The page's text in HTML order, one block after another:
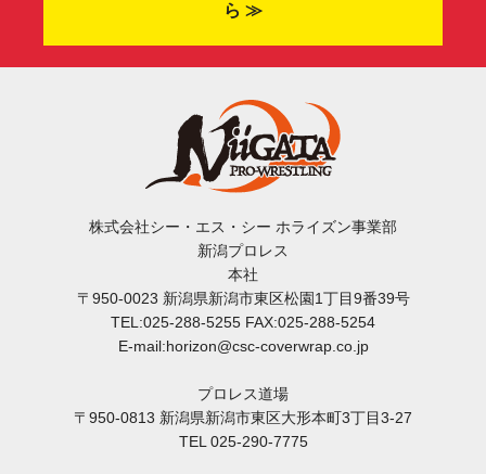
ら ≫
株式会社シー・エス・シー ホライズン事業部
新潟プロレス
本社
〒950-0023 新潟県新潟市東区松園1丁目9番39号
TEL:025-288-5255 FAX:025-288-5254
E-mail:horizon@csc-coverwrap.co.jp
プロレス道場
〒950-0813 新潟県新潟市東区大形本町3丁目3-27
TEL 025-290-7775